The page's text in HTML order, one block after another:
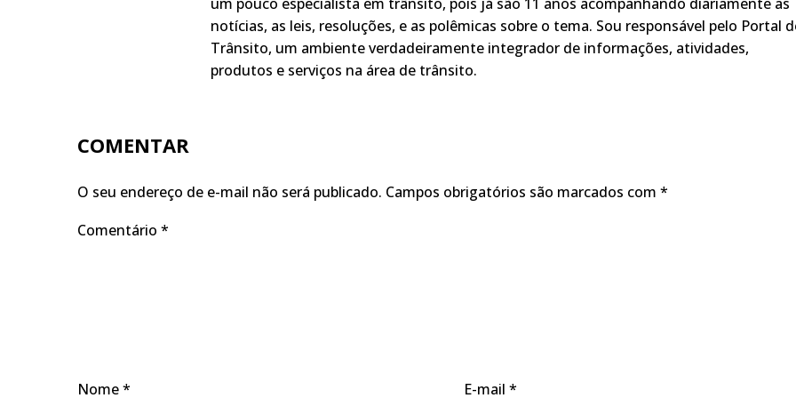
um pouco especialista em trânsito, pois já são 11 anos acompanhando diariamente as
notícias, as leis, resoluções, e as polêmicas sobre o tema. Sou responsável pelo Portal
Trânsito, um ambiente verdadeiramente integrador de informações, atividades,
produtos e serviços na área de trânsito.
COMENTAR
O seu endereço de e-mail não será publicado. Campos obrigatórios são marcados com *
Comentário *
Nome* E-mail *